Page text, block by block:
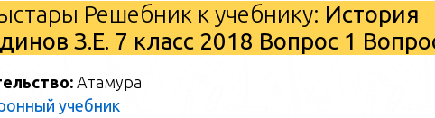
Решебник к учебнику: История
З.Е. 7 класс 2018 Вопрос 1
Атамура
учебник